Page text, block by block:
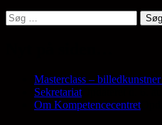
Søg
efter:
Masterclass –
Sekretariat
Om Kompetencecentret